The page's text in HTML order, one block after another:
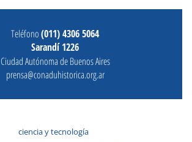
Teléfono(011) 4306 5064
Sarandí 1226
Ciudad Autónoma de Buenos Aires
prensa@conaduhistorica.org.ar
ciencia y tecnología